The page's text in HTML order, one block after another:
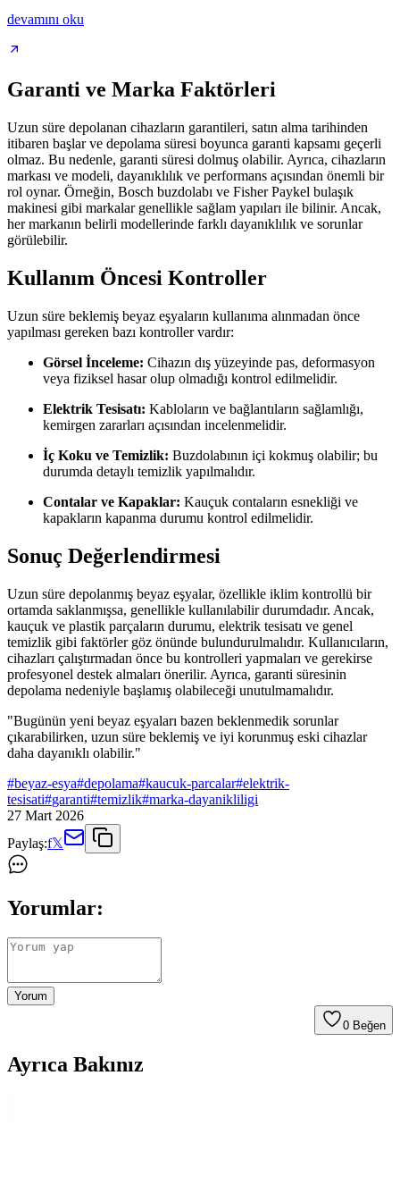
devamını oku
Garanti ve Marka Faktörleri
Uzun süre depolanan cihazların garantileri, satın alma tarihinden
itibaren başlar ve depolama süresi boyunca garanti kapsamı geçerli
olmaz. Bu nedenle, garanti süresi dolmuş olabilir. Ayrıca, cihazların
markası ve modeli, dayanıklılık ve performans açısından önemli bir
rol oynar. Örneğin, Bosch buzdolabı ve Fisher Paykel bulaşık
makinesi gibi markalar genellikle sağlam yapıları ile bilinir. Ancak,
her markanın belirli modellerinde farklı dayanıklılık ve sorunlar
görülebilir.
Kullanım Öncesi Kontroller
Uzun süre beklemiş beyaz eşyaların kullanıma alınmadan önce
yapılması gereken bazı kontroller vardır:
Görsel İnceleme: Cihazın dış yüzeyinde pas, deformasyon
veya fiziksel hasar olup olmadığı kontrol edilmelidir.
Elektrik Tesisatı: Kabloların ve bağlantıların sağlamlığı,
kemirgen zararları açısından incelenmelidir.
İç Koku ve Temizlik: Buzdolabının içi kokmuş olabilir; bu
durumda detaylı temizlik yapılmalıdır.
Contalar ve Kapaklar: Kauçuk contaların esnekliği ve
kapakların kapanma durumu kontrol edilmelidir.
Sonuç Değerlendirmesi
Uzun süre depolanmış beyaz eşyalar, özellikle iklim kontrollü bir
ortamda saklanmışsa, genellikle kullanılabilir durumdadır. Ancak,
kauçuk ve plastik parçaların durumu, elektrik tesisatı ve genel
temizlik gibi faktörler göz önünde bulundurulmalıdır. Kullanıcıların,
cihazları çalıştırmadan önce bu kontrolleri yapmaları ve gerekirse
profesyonel destek almaları önerilir. Ayrıca, garanti süresinin
depolama nedeniyle başlamış olabileceği unutulmamalıdır.
"Bugünün yeni beyaz eşyaları bazen beklenmedik sorunlar
çıkarabilirken, uzun süre beklemiş ve iyi korunmuş eski cihazlar
daha dayanıklı olabilir."
#beyaz-esya#depolama#kaucuk-parcalar#elektrik-
tesisati#garanti#temizlik#marka-dayanikliligi
27 Mart 2026
Paylaş:f𝕏
Yorumlar:
Yorum
0 Beğen
Ayrıca Bakınız